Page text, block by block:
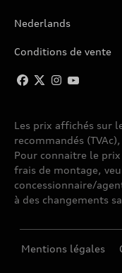
A6 AVANT E-TRON
A7 SPORTBACK
A8
Nederlands
Conditions de vente
Les prix affichés sur
recommandés
Pour connaitre le
frais de montage,
concessionnaire/
à des changements
Mentions légales